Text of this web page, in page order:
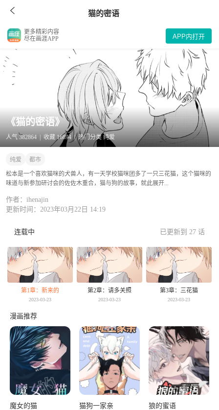
猫的密语
更多精彩内容
尽在画涯APP
APP内打开
《猫的密语》
人气 382864 | 收藏 16894 | 热门分类 纯爱
纯爱 都市
松本是一个喜欢猫咪的犬兽人，有一天学校猫咪团多了一只三花猫，这个猫咪的
味道与新参加研讨会的佐佐木重合，猫与狗的故事，就此展开...
作者：ihenajin
更新时间：2023年03月22日 14:19
连载中 已更新到 27 话
第1章：新来的
2023-03-23
第2章：请多关照
2023-03-23
第3章：三花猫
2023-03-23
漫画推荐
魔女的猫 猫狗一家亲 狼的蜜语